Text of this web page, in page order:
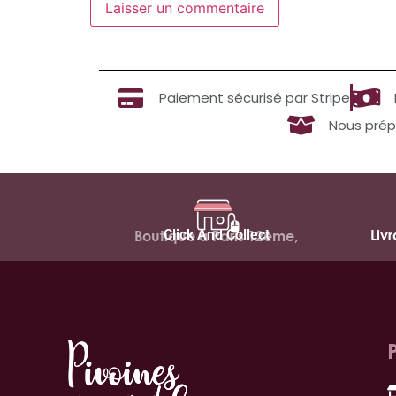
Paiement sécurisé par Stripe
Nous
Click And Collect
Boutique à Paris 12ème,